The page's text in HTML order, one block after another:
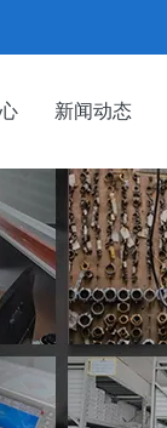
新闻动态